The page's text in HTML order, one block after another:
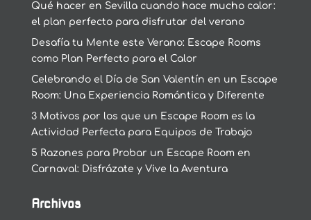
Qué hacer en Sevilla cuando hace mucho calor:
el plan perfecto para disfrutar del verano
Desafía tu Mente este Verano: Escape Rooms
como Plan Perfecto para el Calor
Celebrando el Día de San Valentín en un Escape
Room: Una Experiencia Romántica y Diferente
3 Motivos por los que un Escape Room es la
Actividad Perfecta para Equipos de Trabajo
5 Razones para Probar un Escape Room en
Carnaval: Disfrázate y Vive la Aventura
Archivos